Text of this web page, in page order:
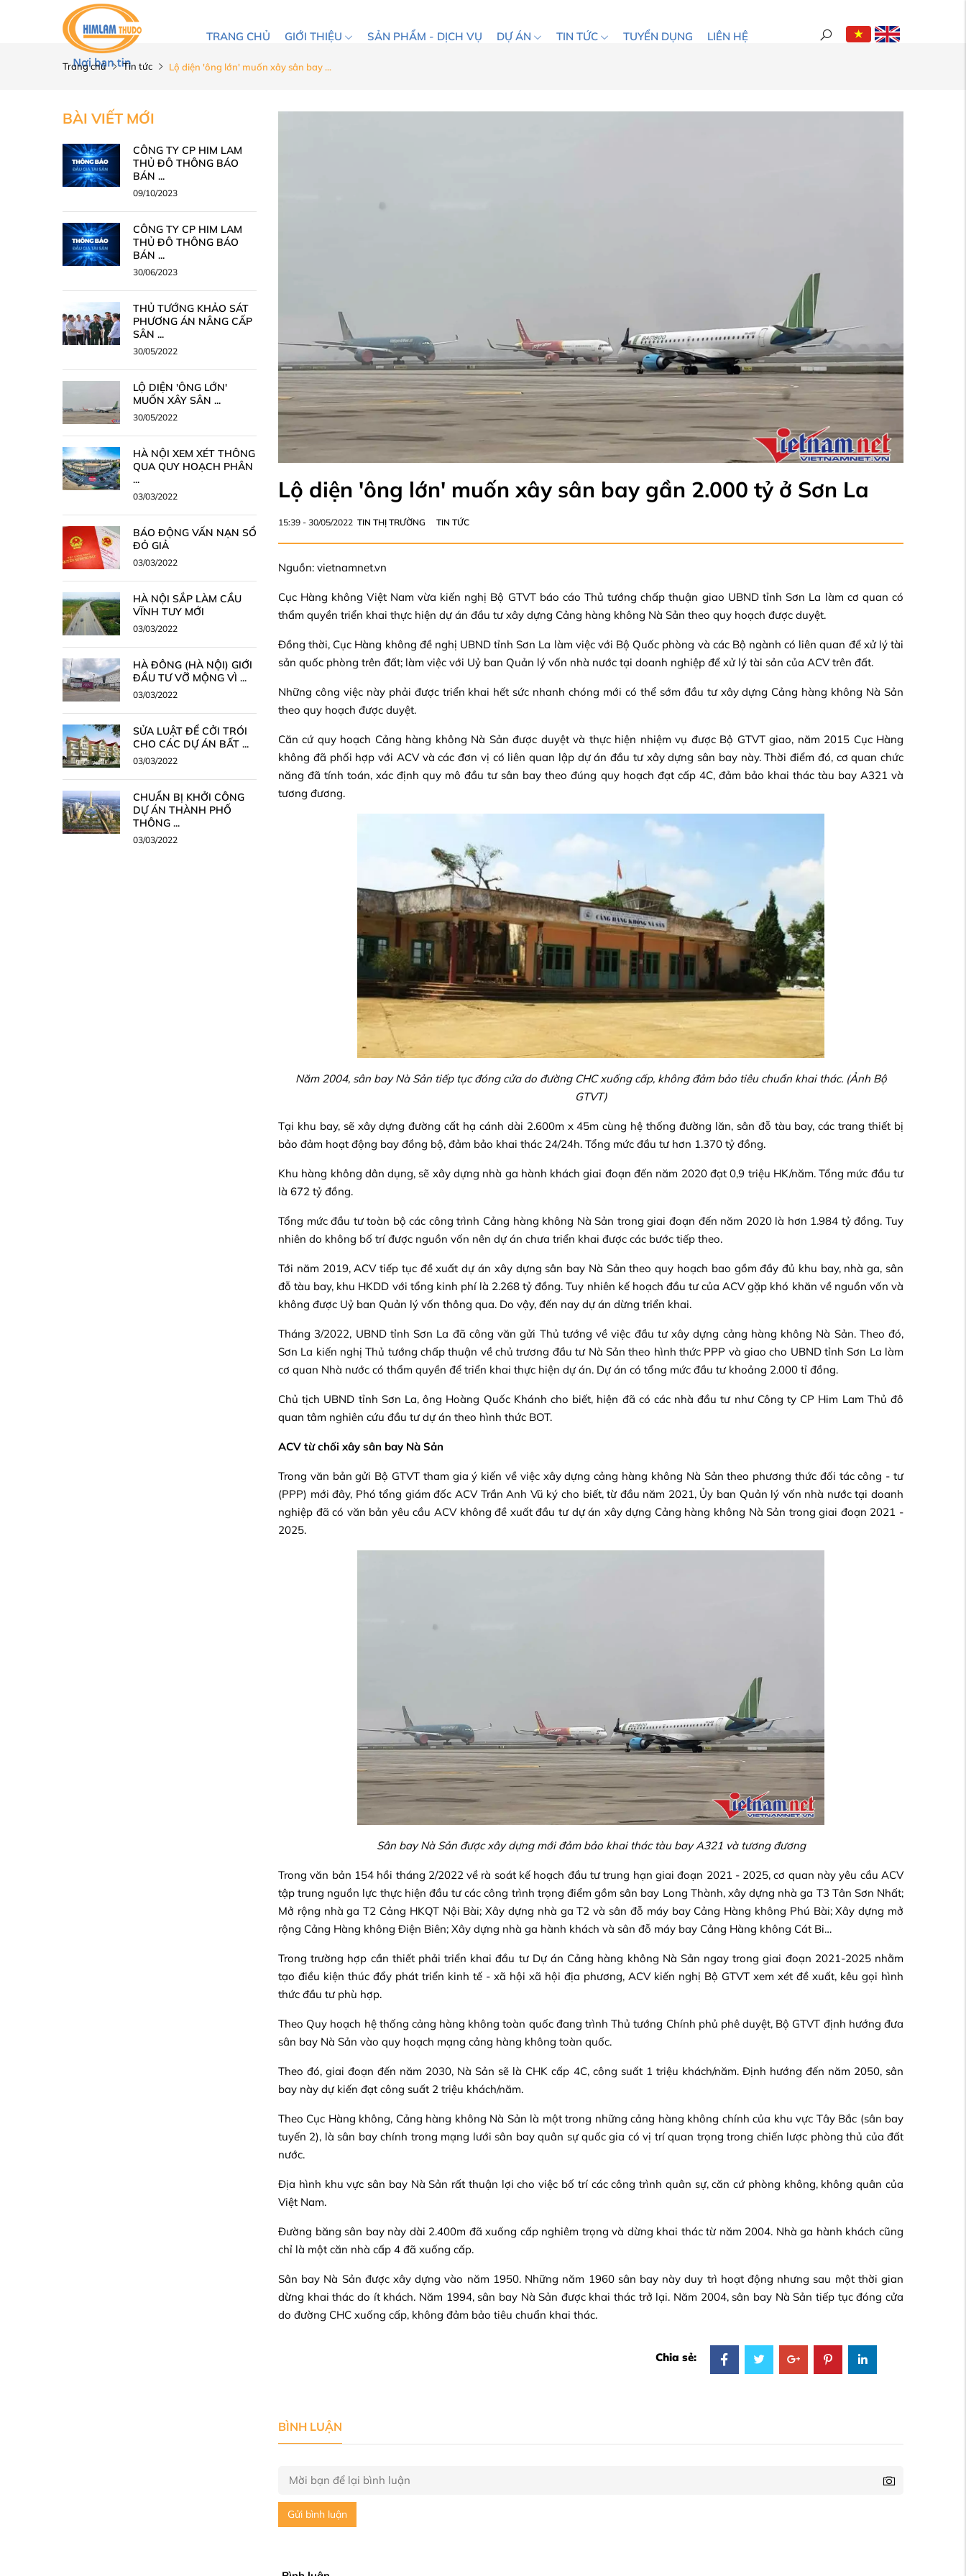
TRANG CHỦ GIỚI THIỆU SẢN PHẨM - DỊCH VỤ DỰ ÁN TIN TỨC TUYỂN DỤNG LIÊN HỆ
Trang chủ Tin tức Lộ diện 'ông lớn' muốn xây sân bay ...
BÀI VIẾT MỚI
CÔNG TY CP HIM LAM
THỦ ĐÔ THÔNG BÁO
BÁN ...
09/10/2023
CÔNG TY CP HIM LAM
THỦ ĐÔ THÔNG BÁO
BÁN ...
30/06/2023
THỦ TƯỚNG KHẢO SÁT
PHƯƠNG ÁN NÂNG CẤP
SÂN ...
30/05/2022
LỘ DIỆN 'ÔNG LỚN'
MUỐN XÂY SÂN ...
30/05/2022
HÀ NỘI XEM XÉT THÔNG
QUA QUY HOẠCH PHÂN
...
03/03/2022
BÁO ĐỘNG VẤN NẠN SỔ
ĐỎ GIẢ
03/03/2022
HÀ NỘI SẮP LÀM CẦU
VĨNH TUY MỚI
03/03/2022
HÀ ĐÔNG (HÀ NỘI) GIỚI
ĐẦU TƯ VỠ MỘNG VÌ ...
03/03/2022
SỬA LUẬT ĐỂ CỞI TRÓI
CHO CÁC DỰ ÁN BẤT ...
03/03/2022
CHUẨN BỊ KHỞI CÔNG
DỰ ÁN THÀNH PHỐ
THÔNG ...
03/03/2022
Lộ diện 'ông lớn' muốn xây sân bay gần 2.000 tỷ ở Sơn La
15:39 - 30/05/2022 TIN THỊ TRƯỜNG TIN TỨC
Nguồn: vietnamnet.vn
Cục Hàng không Việt Nam vừa kiến nghị Bộ GTVT báo cáo Thủ tướng chấp thuận giao UBND tỉnh Sơn La làm cơ quan có
thẩm quyền triển khai thực hiện dự án đầu tư xây dựng Cảng hàng không Nà Sản theo quy hoạch được duyệt.
Đồng thời, Cục Hàng không đề nghị UBND tỉnh Sơn La làm việc với Bộ Quốc phòng và các Bộ ngành có liên quan để xử lý tài
sản quốc phòng trên đất; làm việc với Uỷ ban Quản lý vốn nhà nước tại doanh nghiệp để xử lý tài sản của ACV trên đất.
Những công việc này phải được triển khai hết sức nhanh chóng mới có thể sớm đầu tư xây dựng Cảng hàng không Nà Sản
theo quy hoạch được duyệt.
Căn cứ quy hoạch Cảng hàng không Nà Sản được duyệt và thực hiện nhiệm vụ được Bộ GTVT giao, năm 2015 Cục Hàng
không đã phối hợp với ACV và các đơn vị có liên quan lập dự án đầu tư xây dựng sân bay này. Thời điểm đó, cơ quan chức
năng đã tính toán, xác định quy mô đầu tư sân bay theo đúng quy hoạch đạt cấp 4C, đảm bảo khai thác tàu bay A321 và
tương đương.
Năm 2004, sân bay Nà Sản tiếp tục đóng cửa do đường CHC xuống cấp, không đảm bảo tiêu chuẩn khai thác. (Ảnh Bộ
GTVT)
Tại khu bay, sẽ xây dựng đường cất hạ cánh dài 2.600m x 45m cùng hệ thống đường lăn, sân đỗ tàu bay, các trang thiết bị
bảo đảm hoạt động bay đồng bộ, đảm bảo khai thác 24/24h. Tổng mức đầu tư hơn 1.370 tỷ đồng.
Khu hàng không dân dụng, sẽ xây dựng nhà ga hành khách giai đoạn đến năm 2020 đạt 0,9 triệu HK/năm. Tổng mức đầu tư
là 672 tỷ đồng.
Tổng mức đầu tư toàn bộ các công trình Cảng hàng không Nà Sản trong giai đoạn đến năm 2020 là hơn 1.984 tỷ đồng. Tuy
nhiên do không bố trí được nguồn vốn nên dự án chưa triển khai được các bước tiếp theo.
Tới năm 2019, ACV tiếp tục đề xuất dự án xây dựng sân bay Nà Sản theo quy hoạch bao gồm đầy đủ khu bay, nhà ga, sân
đỗ tàu bay, khu HKDD với tổng kinh phí là 2.268 tỷ đồng. Tuy nhiên kế hoạch đầu tư của ACV gặp khó khăn về nguồn vốn và
không được Uỷ ban Quản lý vốn thông qua. Do vậy, đến nay dự án dừng triển khai.
Tháng 3/2022, UBND tỉnh Sơn La đã công văn gửi Thủ tướng về việc đầu tư xây dựng cảng hàng không Nà Sản. Theo đó,
Sơn La kiến nghị Thủ tướng chấp thuận về chủ trương đầu tư Nà Sản theo hình thức PPP và giao cho UBND tỉnh Sơn La làm
cơ quan Nhà nước có thẩm quyền để triển khai thực hiện dự án. Dự án có tổng mức đầu tư khoảng 2.000 tỉ đồng.
Chủ tịch UBND tỉnh Sơn La, ông Hoàng Quốc Khánh cho biết, hiện đã có các nhà đầu tư như Công ty CP Him Lam Thủ đô
quan tâm nghiên cứu đầu tư dự án theo hình thức BOT.
ACV từ chối xây sân bay Nà Sản
Trong văn bản gửi Bộ GTVT tham gia ý kiến về việc xây dựng cảng hàng không Nà Sản theo phương thức đối tác công - tư
(PPP) mới đây, Phó tổng giám đốc ACV Trần Anh Vũ ký cho biết, từ đầu năm 2021, Ủy ban Quản lý vốn nhà nước tại doanh
nghiệp đã có văn bản yêu cầu ACV không đề xuất đầu tư dự án xây dựng Cảng hàng không Nà Sản trong giai đoạn 2021 -
2025.
Sân bay Nà Sản được xây dựng mới đảm bảo khai thác tàu bay A321 và tương đương
Trong văn bản 154 hồi tháng 2/2022 về rà soát kế hoạch đầu tư trung hạn giai đoạn 2021 - 2025, cơ quan này yêu cầu ACV
tập trung nguồn lực thực hiện đầu tư các công trình trọng điểm gồm sân bay Long Thành, xây dựng nhà ga T3 Tân Sơn Nhất;
Mở rộng nhà ga T2 Cảng HKQT Nội Bài; Xây dựng nhà ga T2 và sân đỗ máy bay Cảng Hàng không Phú Bài; Xây dựng mở
rộng Cảng Hàng không Điện Biên; Xây dựng nhà ga hành khách và sân đỗ máy bay Cảng Hàng không Cát Bi…
Trong trường hợp cần thiết phải triển khai đầu tư Dự án Cảng hàng không Nà Sản ngay trong giai đoạn 2021-2025 nhằm
tạo điều kiện thúc đẩy phát triển kinh tế - xã hội xã hội địa phương, ACV kiến nghị Bộ GTVT xem xét đề xuất, kêu gọi hình
thức đầu tư phù hợp.
Theo Quy hoạch hệ thống cảng hàng không toàn quốc đang trình Thủ tướng Chính phủ phê duyệt, Bộ GTVT định hướng đưa
sân bay Nà Sản vào quy hoạch mạng cảng hàng không toàn quốc.
Theo đó, giai đoạn đến năm 2030, Nà Sản sẽ là CHK cấp 4C, công suất 1 triệu khách/năm. Định hướng đến năm 2050, sân
bay này dự kiến đạt công suất 2 triệu khách/năm.
Theo Cục Hàng không, Cảng hàng không Nà Sản là một trong những cảng hàng không chính của khu vực Tây Bắc (sân bay
tuyến 2), là sân bay chính trong mạng lưới sân bay quân sự quốc gia có vị trí quan trọng trong chiến lược phòng thủ của đất
nước.
Địa hình khu vực sân bay Nà Sản rất thuận lợi cho việc bố trí các công trình quân sự, căn cứ phòng không, không quân của
Việt Nam.
Đường băng sân bay này dài 2.400m đã xuống cấp nghiêm trọng và dừng khai thác từ năm 2004. Nhà ga hành khách cũng
chỉ là một căn nhà cấp 4 đã xuống cấp.
Sân bay Nà Sản được xây dựng vào năm 1950. Những năm 1960 sân bay này duy trì hoạt động nhưng sau một thời gian
dừng khai thác do ít khách. Năm 1994, sân bay Nà Sản được khai thác trở lại. Năm 2004, sân bay Nà Sản tiếp tục đóng cửa
do đường CHC xuống cấp, không đảm bảo tiêu chuẩn khai thác.
Chia sẻ:
BÌNH LUẬN
Gửi bình luận